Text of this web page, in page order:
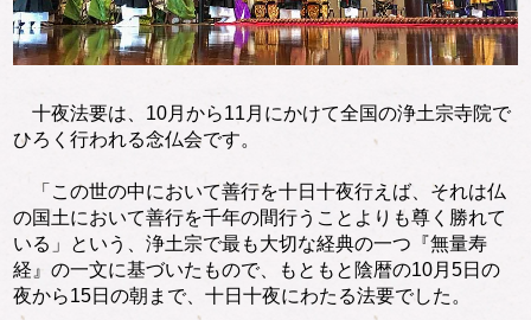
十夜法要は、10月から11月にかけて全国の浄土宗寺院で
ひろく行われる念仏会です。
「この世の中において善行を十日十夜行えば、それは仏
の国土において善行を千年の間行うことよりも尊く勝れて
いる」という、浄土宗で最も大切な経典の一つ『無量寿
経』の一文に基づいたもので、もともと陰暦の10月5日の
夜から15日の朝まで、十日十夜にわたる法要でした。